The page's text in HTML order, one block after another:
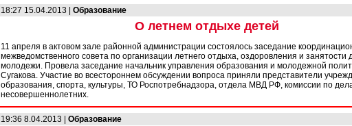
18:27 15.04.2013 | Образование
О летнем отдыхе детей
11 апреля в актовом зале районной администрации состоялось заседание
межведомственного совета по организации летнего отдыха, оздоровления и занятости
молодежи. Провела заседание начальник управления образования и молодежной
Сугакова. Участие во всестороннем обсуждении вопроса приняли представители
образования, спорта, культуры, ТО Роспотребнадзора, отдела МВД РФ, комиссии по
несовершеннолетних.
19:36 8.04.2013 | Образование